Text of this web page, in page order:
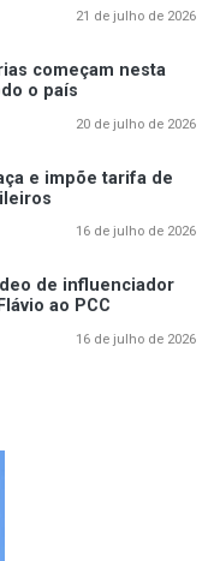
21 de julho de 2026
começam nesta
o país
20 de julho de 2026
e impõe tarifa de
16 de julho de 2026
de influenciador
ao PCC
16 de julho de 2026